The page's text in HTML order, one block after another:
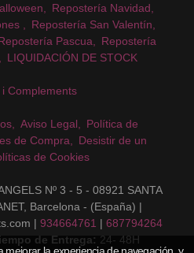
Repostería Navidad
Repostería San Valentín
Pascua
Repostería
LIQUIDACIÓN DE STOCK
Complements
Aviso Legal
Política de
de Compra
Desistir de un
de Cookies
Nº 3 - 5 - 08921 SANTA
Barcelona - (España) |
| 934664761 | 687794264
de Entrega: 24- 48H